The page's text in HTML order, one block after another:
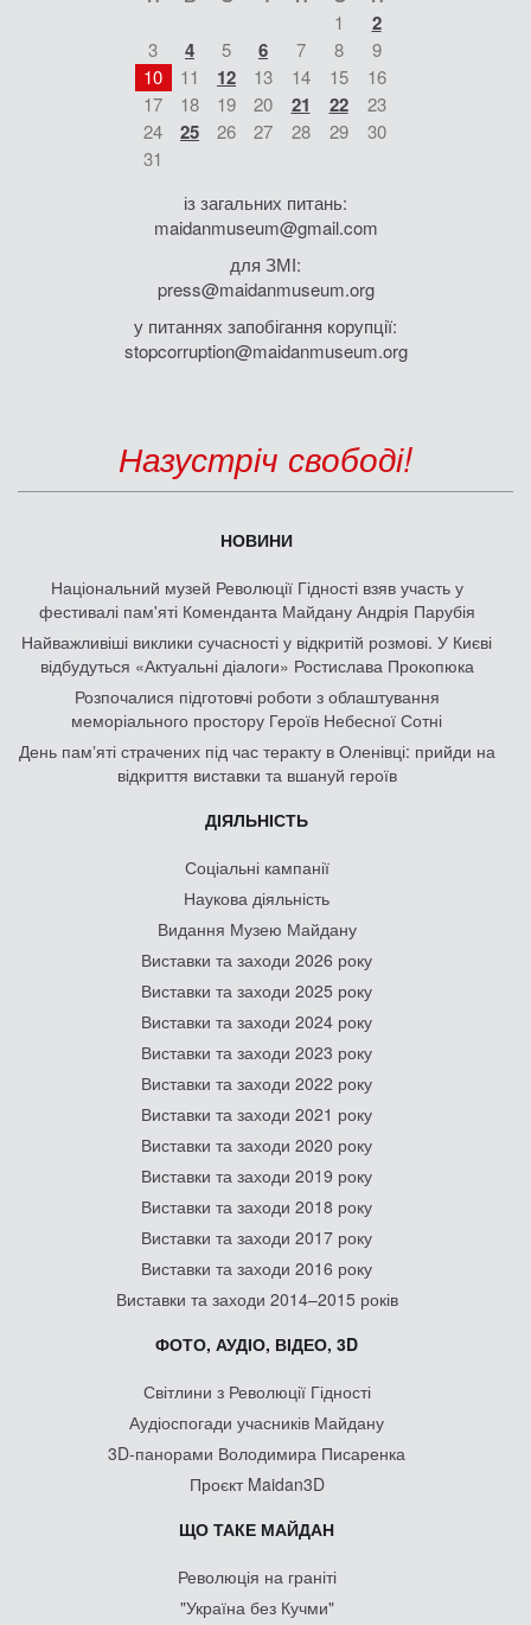
1 2
3 4 5 6 7 8
9
10
11 12 13 14 15
16
17
18 19 20 21 22
23
24
25 26 27 28 29
30
31
із загальних питань:
maidanmuseum@gmail.com
для ЗМІ:
press@maidanmuseum.org
у питаннях запобігання корупції:
stopcorruption@maidanmuseum.org
Назустріч свободі!
НОВИНИ
Національний музей Революції Гідності взяв участь у
фестивалі пам'яті Коменданта Майдану Андрія Парубія
Найважливіші виклики сучасності у відкритій розмові. У Києві
відбудуться «Актуальні діалоги» Ростислава Прокопюка
Розпочалися підготовчі роботи з облаштування
меморіального простору Героїв Небесної Сотні
День памʼяті страчених під час теракту в Оленівці: прийди на
відкриття виставки та вшануй героїв
ДІЯЛЬНІСТЬ
Соціальні кампанії
Наукова діяльність
Видання Музею Майдану
Виставки та заходи 2026 року
Виставки та заходи 2025 року
Виставки та заходи 2024 року
Виставки та заходи 2023 року
Виставки та заходи 2022 року
Виставки та заходи 2021 року
Виставки та заходи 2020 року
Виставки та заходи 2019 року
Виставки та заходи 2018 року
Виставки та заходи 2017 року
Виставки та заходи 2016 року
Виставки та заходи 2014–2015 років
ФОТО, АУДІО, ВІДЕО, 3D
Світлини з Революції Гідності
Аудіоспогади учасників Майдану
3D-панорами Володимира Писаренка
Проєкт Maidan3D
ЩО ТАКЕ МАЙДАН
Революція на граніті
"Україна без Кучми"